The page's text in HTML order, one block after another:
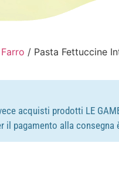
/ Pasta Fettuccine
acquisti prodotti LE
pagamento alla